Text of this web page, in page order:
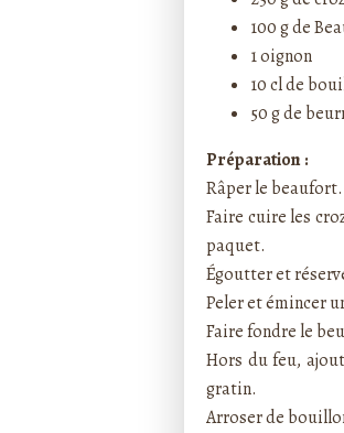
100 g de
1 oignon
10 cl de
50 g de
Préparation :
Râper le beaufort.
Faire cuire les
paquet.
Égoutter et
Peler et émincer
Faire fondre le
Hors du feu,
gratin.
Arroser de